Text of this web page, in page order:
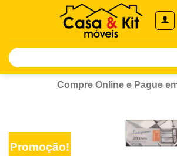
Pesquisar
por:
Compre Online e Pague
Promoção!